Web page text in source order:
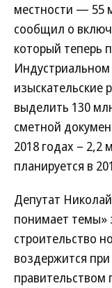
местности — 55
сообщил о
который теперь
Индустриальном
изыскательские
выделить 130
сметной
2018 годах – 2,2
планируется в
Депутат
понимает темы»
строительство
воздержится
правительством